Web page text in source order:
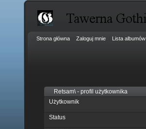
Strona główna Zaloguj mnie Lista albumów
Retsam\ - profil użytkownika
Użytkownik
Status